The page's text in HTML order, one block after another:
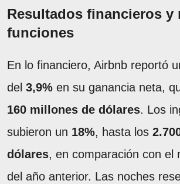
Resultados financieros y
funciones
En lo financiero, Airbnb reportó
del 3,9% en su ganancia neta,
160 millones de dólares. Los
subieron un 18%, hasta los
dólares, en comparación con el
del año anterior. Las noches